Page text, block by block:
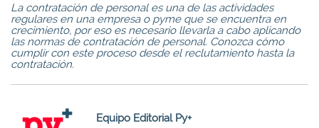
La contratación de personal es una de las actividades
regulares en una empresa o pyme que se encuentra en
crecimiento, por eso es necesario llevarla a cabo aplicando
las normas de contratación de personal. Conozca cómo
cumplir con este proceso desde el reclutamiento hasta la
contratación.
Equipo Editorial Py+